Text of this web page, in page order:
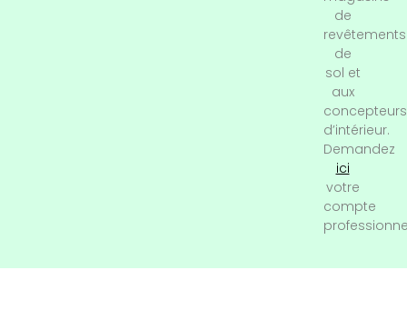
de
revêtements
de
sol et
aux
concepteurs
d’intérieur.
Demandez
ici
votre
compte